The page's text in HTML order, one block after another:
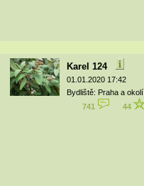
Karel 124
01.01.2020 17:42
Bydliště: Praha a okolí
741
44